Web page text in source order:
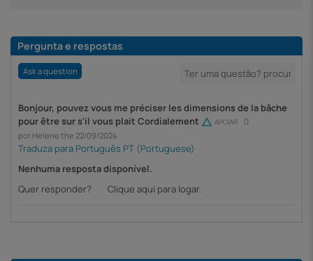
Pergunta e respostas
Ask a question
Bonjour, pouvez vous me préciser les dimensions de la bâche
pour être sur s'il vous plait Cordialement
APOIAR 0
por Helene the 22/09/2024
Nenhuma resposta disponível.
Quer responder?
Clique aqui para logar.